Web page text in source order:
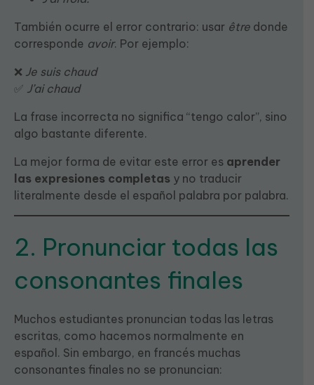
También ocurre el error contrario: usar être donde
corresponde avoir. Por ejemplo:
❌ Je suis chaud
✅ J’ai chaud
La frase incorrecta no significa “tengo calor”, sino
algo bastante diferente.
La mejor forma de evitar este error es aprender
las expresiones completas y no traducir
literalmente desde el español palabra por palabra.
2. Pronunciar todas las
consonantes finales
Muchos estudiantes pronuncian todas las letras
escritas, como hacemos normalmente en
español. Sin embargo, en francés muchas
consonantes finales no se pronuncian: